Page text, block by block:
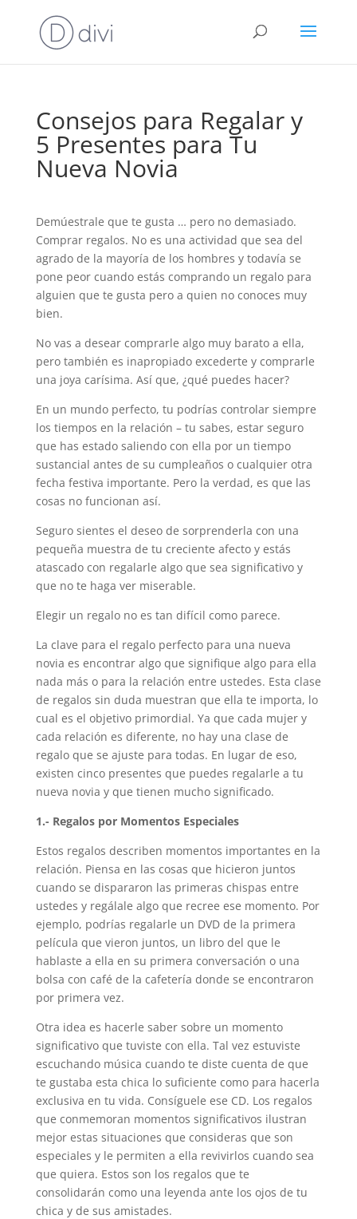
Consejos para Regalar y
5 Presentes para Tu
Nueva Novia
Demúestrale que te gusta … pero no demasiado.
Comprar regalos. No es una actividad que sea del
agrado de la mayoría de los hombres y todavía se
pone peor cuando estás comprando un regalo para
alguien que te gusta pero a quien no conoces muy
bien.
No vas a desear comprarle algo muy barato a ella,
pero también es inapropiado excederte y comprarle
una joya carísima. Así que, ¿qué puedes hacer?
En un mundo perfecto, tu podrías controlar siempre
los tiempos en la relación – tu sabes, estar seguro
que has estado saliendo con ella por un tiempo
sustancial antes de su cumpleaños o cualquier otra
fecha festiva importante. Pero la verdad, es que las
cosas no funcionan así.
Seguro sientes el deseo de sorprenderla con una
pequeña muestra de tu creciente afecto y estás
atascado con regalarle algo que sea significativo y
que no te haga ver miserable.
Elegir un regalo no es tan difícil como parece.
La clave para el regalo perfecto para una nueva
novia es encontrar algo que signifique algo para ella
nada más o para la relación entre ustedes. Esta clase
de regalos sin duda muestran que ella te importa, lo
cual es el objetivo primordial. Ya que cada mujer y
cada relación es diferente, no hay una clase de
regalo que se ajuste para todas. En lugar de eso,
existen cinco presentes que puedes regalarle a tu
nueva novia y que tienen mucho significado.
1.- Regalos por Momentos Especiales
Estos regalos describen momentos importantes en la
relación. Piensa en las cosas que hicieron juntos
cuando se dispararon las primeras chispas entre
ustedes y regálale algo que recree ese momento. Por
ejemplo, podrías regalarle un DVD de la primera
película que vieron juntos, un libro del que le
hablaste a ella en su primera conversación o una
bolsa con café de la cafetería donde se encontraron
por primera vez.
Otra idea es hacerle saber sobre un momento
significativo que tuviste con ella. Tal vez estuviste
escuchando música cuando te diste cuenta de que
te gustaba esta chica lo suficiente como para hacerla
exclusiva en tu vida. Consíguele ese CD. Los regalos
que conmemoran momentos significativos ilustran
mejor estas situaciones que consideras que son
especiales y le permiten a ella revivirlos cuando sea
que quiera. Estos son los regalos que te
consolidarán como una leyenda ante los ojos de tu
chica y de sus amistades.